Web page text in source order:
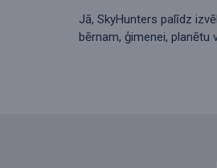
Jā, SkyHunters palīdz
bērnam, ģimenei,